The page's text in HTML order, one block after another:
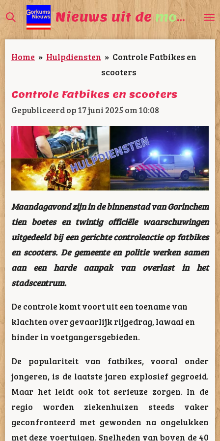
Ga
direct
naar
de
Nieuws uit de mooiste
Home » Hulpdiensten » Controle Fatbikes en
scooters
Controle Fatbikes en scooters
Gepubliceerd op 17 juni 2025 om 10:08
Maandagavond zijn in de binnenstad van Gorinchem
tien boetes en twintig officiële waarschuwingen
uitgedeeld bij een gerichte controleactie op fatbikes
en scooters. De gemeente en politie werken samen
aan een harde aanpak van overlast in het
stadscentrum.
De controle komt voort uit een toename van
klachten over gevaarlijk rijgedrag, lawaai en
hinder in voetgangersgebieden.
De populariteit van fatbikes, vooral onder
jongeren, is de laatste jaren explosief gegroeid.
Maar het leidt ook tot serieuze zorgen. In de
regio worden ziekenhuizen steeds vaker
geconfronteerd met gewonden na ongelukken
met deze voertuigen. Snelheden van boven de 40